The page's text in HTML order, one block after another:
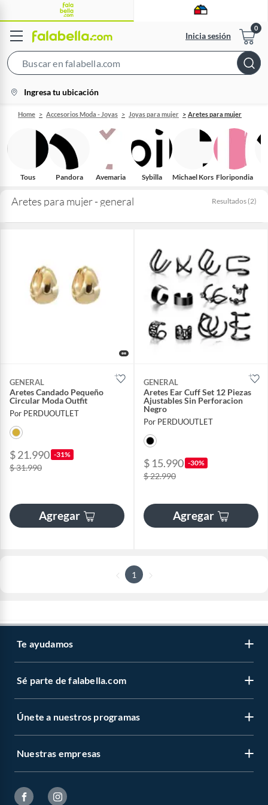
Inicia sesión
Bar
location-
icon
Ingresa tu ubicación
Home Accesorios Moda - Joyas Joyas para mujer Aretes para mujer
Tous Pandora Avemaria Sybilla Michael Kors Floripondia
Aretes para mujer - general Resultados (2)
GENERAL
Aretes Candado Pequeño
Circular Moda Outfit
Por PERDUOUTLET
$ 21.990 -31%
$ 31.990
Agregar
GENERAL
Aretes Ear Cuff Set 12 Piezas
Ajustables Sin Perforacion
Negro
Por PERDUOUTLET
$ 15.990 -30%
$ 22.990
Agregar
1
Te ayudamos
Sé parte de falabella.com
Únete a nuestros programas
Nuestras empresas